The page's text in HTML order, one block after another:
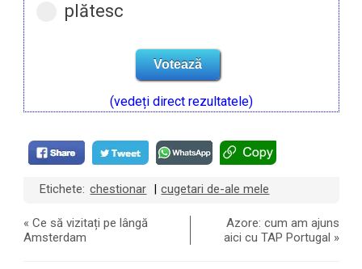
plătesc
(vedeți direct rezultatele)
Etichete: chestionar cugetari de-ale mele
«Ce să vizitați pe lângă
Amsterdam
Azore: cum am ajuns
aici cu TAP Portugal »